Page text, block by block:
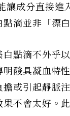
讓成分直接進
滴並非「漂
白點滴不外乎
明酸具凝血特
擔或引起靜脈
不會太好。